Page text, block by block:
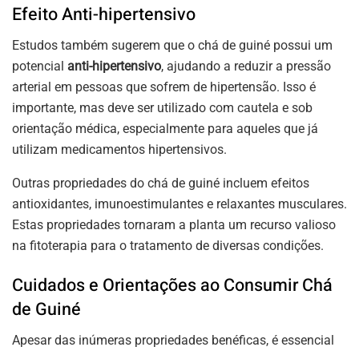
Efeito Anti-hipertensivo
Estudos também sugerem que o chá de guiné possui um
potencial anti-hipertensivo, ajudando a reduzir a pressão
arterial em pessoas que sofrem de hipertensão. Isso é
importante, mas deve ser utilizado com cautela e sob
orientação médica, especialmente para aqueles que já
utilizam medicamentos hipertensivos.
Outras propriedades do chá de guiné incluem efeitos
antioxidantes, imunoestimulantes e relaxantes musculares.
Estas propriedades tornaram a planta um recurso valioso
na fitoterapia para o tratamento de diversas condições.
Cuidados e Orientações ao Consumir Chá
de Guiné
Apesar das inúmeras propriedades benéficas, é essencial